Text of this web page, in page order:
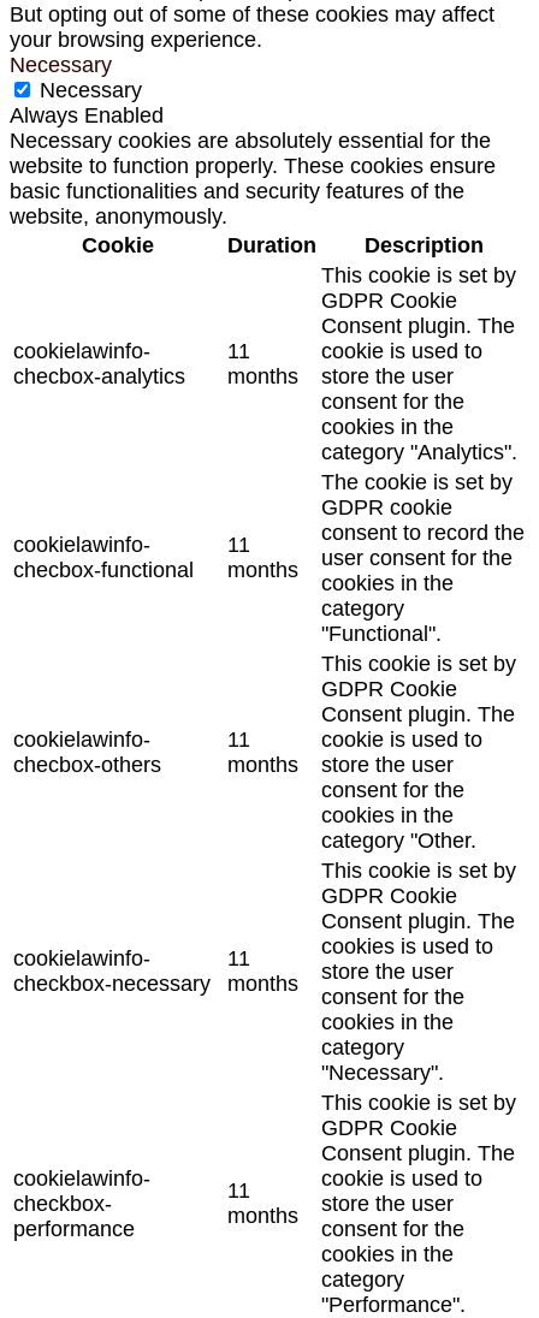
But opting out of some of these cookies may affect
your browsing experience.
Necessary
Necessary
Always Enabled
Necessary cookies are absolutely essential for the
website to function properly. These cookies ensure
basic functionalities and security features of the
website, anonymously.
Cookie
Duration Description
cookielawinfo-
checbox-analytics
11
months
This cookie is set by
GDPR Cookie
Consent plugin. The
cookie is used to
store the user
consent for the
cookies in the
category "Analytics".
cookielawinfo-
checbox-functional
11
months
The cookie is set by
GDPR cookie
consent to record the
user consent for the
cookies in the
category
"Functional".
cookielawinfo-
checbox-others
11
months
This cookie is set by
GDPR Cookie
Consent plugin. The
cookie is used to
store the user
consent for the
cookies in the
category "Other.
cookielawinfo-
checkbox-necessary
11
months
This cookie is set by
GDPR Cookie
Consent plugin. The
cookies is used to
store the user
consent for the
cookies in the
category
"Necessary".
cookielawinfo-
checkbox-
performance
11
months
This cookie is set by
GDPR Cookie
Consent plugin. The
cookie is used to
store the user
consent for the
cookies in the
category
"Performance".